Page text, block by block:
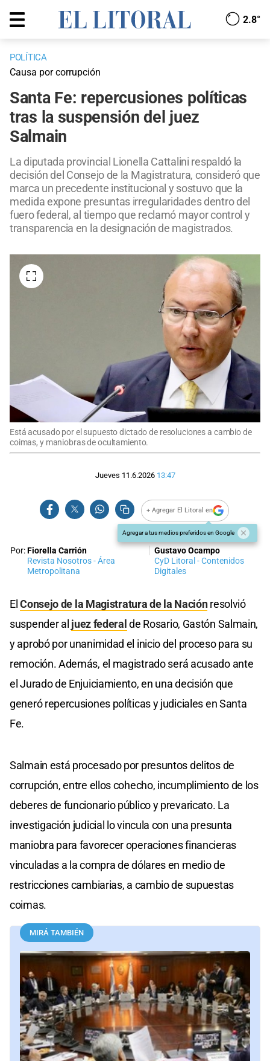
2.8°
POLÍTICA
Causa por corrupción
Santa Fe: repercusiones políticas
tras la suspensión del juez
Salmain
La diputada provincial Lionella Cattalini respaldó la
decisión del Consejo de la Magistratura, consideró que
marca un precedente institucional y sostuvo que la
medida expone presuntas irregularidades dentro del
fuero federal, al tiempo que reclamó mayor control y
transparencia en la designación de magistrados.
Está acusado por el supuesto dictado de resoluciones a cambio de
coimas, y maniobras de ocultamiento.
Jueves 11.6.2026 13:47
+ Agregar El Litoral en
Agregar a tus medios preferidos en Google
Por:Fiorella Carrión
Revista Nosotros - Área
Metropolitana
Gustavo Ocampo
CyD Litoral - Contenidos
Digitales
ElConsejo de la Magistratura de la Naciónresolvió
suspender al juez federalde Rosario, Gastón Salmain,
y aprobó por unanimidad el inicio del proceso para su
remoción. Además, el magistrado será acusado ante
el Jurado de Enjuiciamiento, en una decisión que
generó repercusiones políticas y judiciales en Santa
Fe.
Salmain está procesado por presuntos delitos de
corrupción, entre ellos cohecho, incumplimiento de los
deberes de funcionario público y prevaricato. La
investigación judicial lo vincula con una presunta
maniobra para favorecer operaciones financieras
vinculadas a la compra de dólares en medio de
restricciones cambiarias, a cambio de supuestas
coimas.
MIRÁ TAMBIÉN